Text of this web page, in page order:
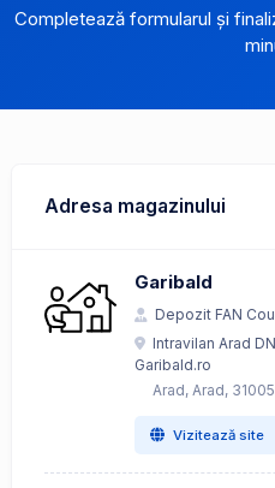
Completează formularul și
Adresa magazinului
Garibald
Depozit FAN
Intravilan Arad
Garibald.ro
Arad, Arad,
Vizitează site